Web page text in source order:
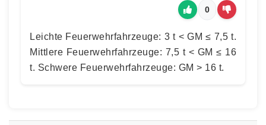
0
Leichte Feuerwehrfahrzeuge: 3 t < GM ≤ 7,5 t.
Mittlere Feuerwehrfahrzeuge: 7,5 t < GM ≤ 16
t. Schwere Feuerwehrfahrzeuge: GM > 16 t.